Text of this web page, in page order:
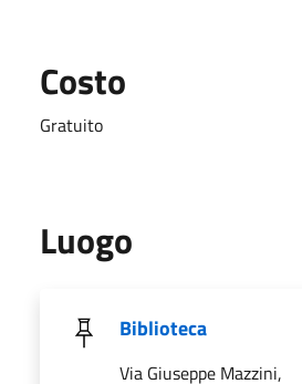
Costo
Gratuito
Luogo
Biblioteca
Via Giuseppe Mazzini,